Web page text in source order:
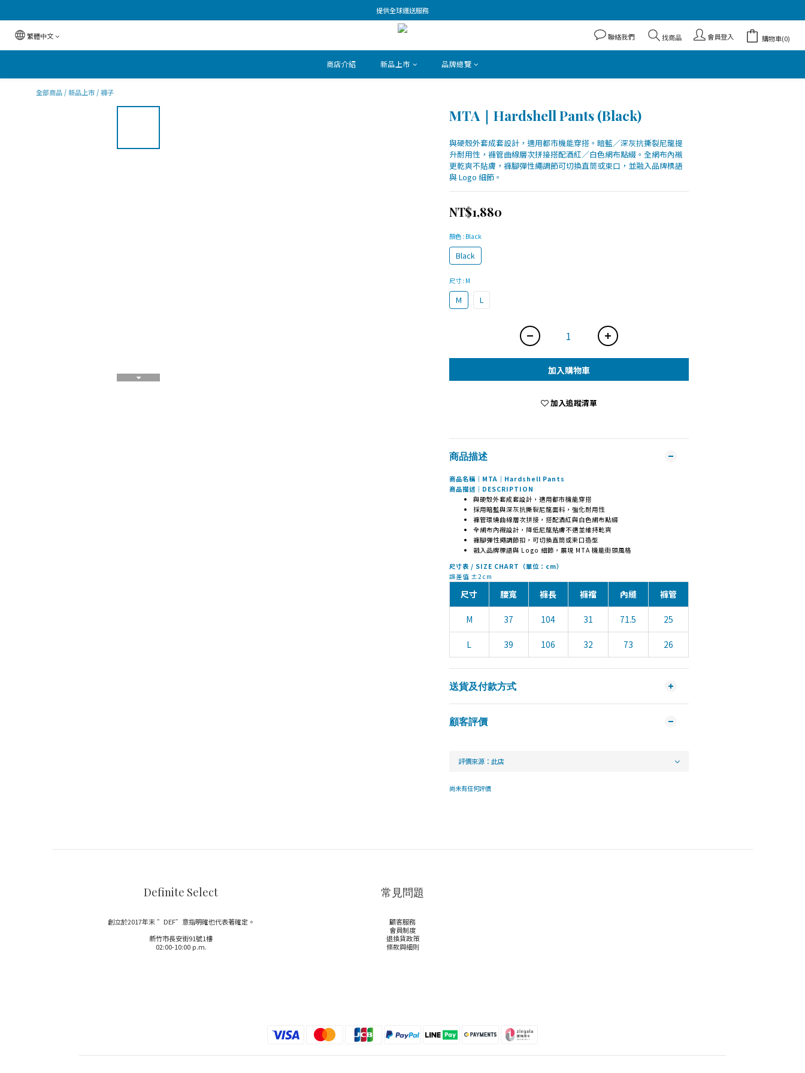
提供全球運送服務
繁體中文 聯絡我們 找商品 會員登入 購物車(0)
商店介紹 新品上市 品牌總覽
全部商品 /新品上市 /褲子
MTA｜Hardshell Pants (Black)
與硬殼外套成套設計，適用都市機能穿搭。暗藍／深灰抗撕裂尼龍提
升耐用性，褲管曲線層次拼接搭配酒紅／白色網布點綴。全網布內襯
更乾爽不貼膚，褲腳彈性繩調節可切換直筒或束口，並融入品牌標語
與 Logo 細節。
NT$1,880
顏色 : Black
Black
尺寸: M
M L
加入購物車
加入追蹤清單
商品描述
商品名稱｜MTA｜Hardshell Pants
商品描述｜DESCRIPTION
與硬殼外套成套設計，適用都市機能穿搭
採用暗藍與深灰抗撕裂尼龍面料，強化耐用性
褲管環繞曲線層次拼接，搭配酒紅與白色網布點綴
全網布內襯設計，降低尼龍貼膚不適並維持乾爽
褲腳彈性繩調節扣，可切換直筒或束口造型
融入品牌標語與 Logo 細節，展現 MTA 機能街頭風格
尺寸表 / SIZE CHART（單位：cm）
誤差值 ±2cm
尺寸 腰寬 褲長 褲襠 內縫 褲管
M 37 104 31 71.5 25
L 39 106 32 73 26
送貨及付款方式
顧客評價
尚未有任何評價
Definite Select
創立於2017年末 ”DEF”意指明確也代表著確定。
新竹市長安街91號1樓
02:00-10:00 p.m.
常見問題
顧客服務
會員制度
退換貨政策
條款與細則